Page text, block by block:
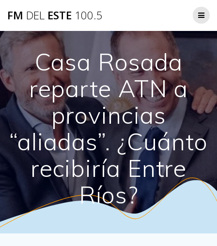
FM DEL ESTE 100.5
Casa Rosada
reparte ATN a
provincias
“aliadas”. ¿Cuánto
recibiría Entre
Ríos?